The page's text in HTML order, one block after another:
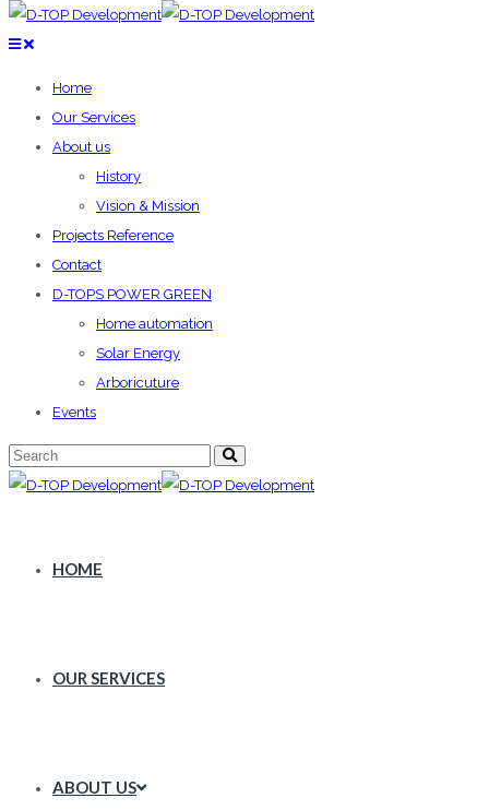
Home
Our Services
About us
History
Vision & Mission
Projects Reference
Contact
D-TOPS POWER GREEN
Home automation
Solar Energy
Arboricuture
Events
HOME
OUR SERVICES
ABOUT US